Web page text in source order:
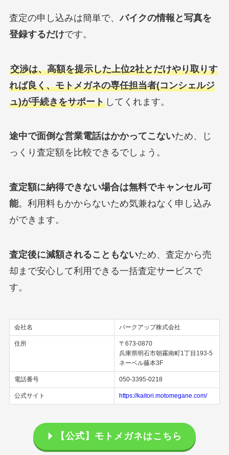
査定の申し込みは簡単で、バイクの情報と写真を
登録するだけです。
交渉は、高額を提示した上位2社とだけやり取りす
れば良く、モトメガネの専任担当者(コンシェルジ
ュ)が手続きをサポートしてくれます。
途中で面倒な営業電話はかかってこないため、じ
っくり査定額を比較できるでしょう。
査定額に納得できない場合は無料でキャンセル可
能。利用料もかからないため気兼ねなく申し込み
ができます。
査定後に減額されることもないため、査定から売
却まで安心して利用できる一括査定サービスで
す。
会社名 パークアップ株式会社
住所
〒673-0870
兵庫県明石市朝霧南町1丁目193-5
ネーベル藤本3F
電話番号 050-3395-0218
公式サイト https://kaitori.motomegane.com/
【公式】モトメガネはこちら